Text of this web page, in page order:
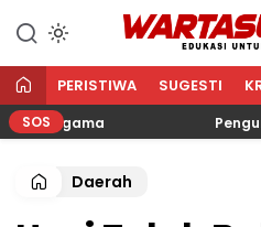
WARTA SUGESTI √
Edukasi
PERISTIWA SUGESTI
SOS Pengurus
Daerah